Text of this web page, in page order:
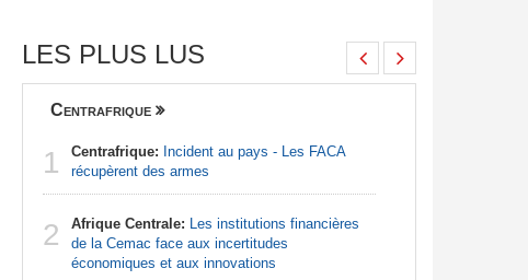
LES PLUS LUS
Centrafrique
1 Centrafrique: Incident au pays - Les FACA
récupèrent des armes
2 Afrique Centrale: Les institutions financières
de la Cemac face aux incertitudes
économiques et aux innovations